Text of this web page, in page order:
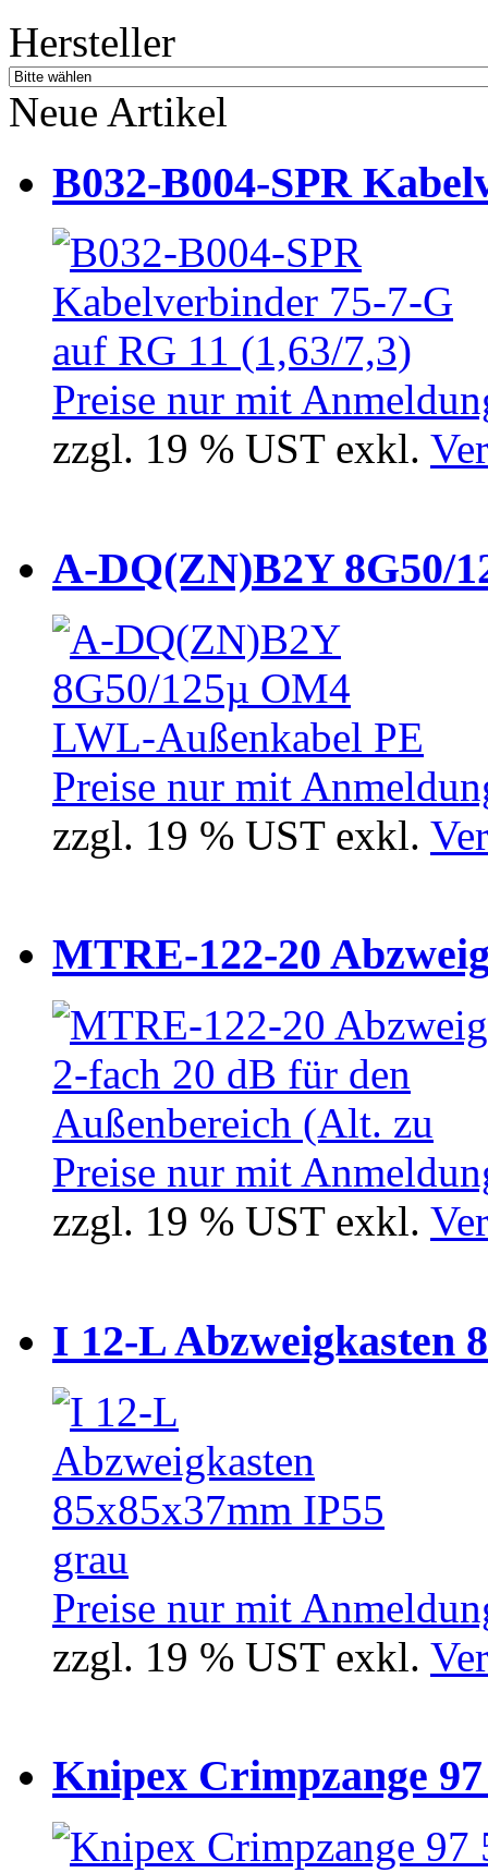
Hersteller
Neue Artikel
B032-B004-SPR
Preise nur mit
zzgl. 19 % UST exkl.
A-DQ(ZN)B2Y 8G50/
Preise nur mit
zzgl. 19 % UST exkl.
MTRE-122-20
Preise nur mit
zzgl. 19 % UST exkl.
I 12-L Abzweigkasten
Preise nur mit
zzgl. 19 % UST exkl.
Knipex Crimpzange 97